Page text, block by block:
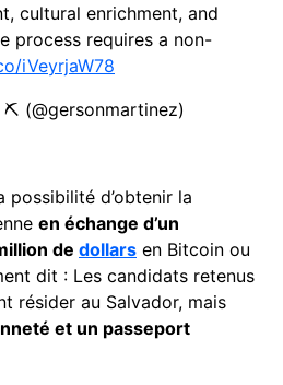
cultural enrichment, and
process requires a non-
iVeyrjaW78
(@gersonmartinez)
d’obtenir la
en échange d’un
de dollars en Bitcoin ou
dit : Les candidats retenus
résider au Salvador, mais
et un passeport